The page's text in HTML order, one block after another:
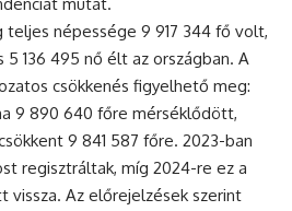
teljes népessége 9 917 344 fő volt,
136 495 nő élt az országban. A
csökkenés figyelhető meg:
9 890 640 főre mérséklődött,
9 841 587 főre. 2023-ban
regisztráltak, míg 2024-re ez a
vissza. Az előrejelzések szerint